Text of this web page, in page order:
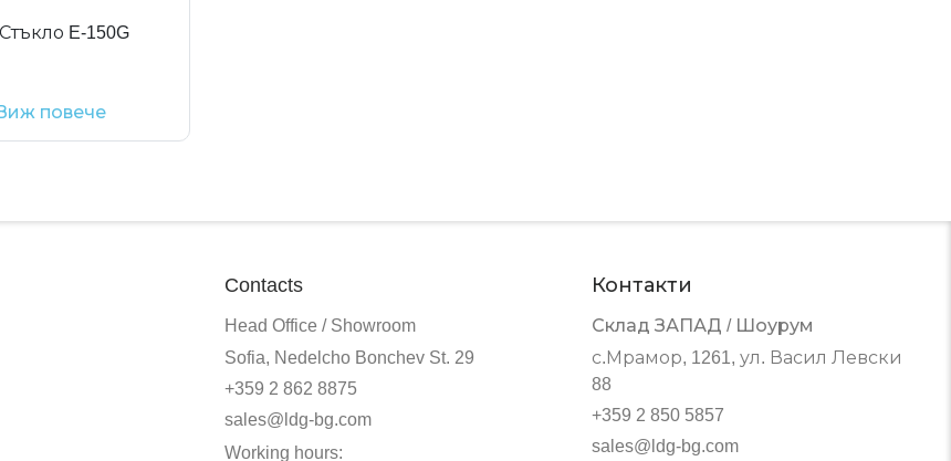
Стъкло E-150G
повече
Contacts
Head Office / Showroom
Sofia, Nedelcho Bonchev St. 29
+359 2 862 8875
sales@ldg-bg.com
Working hours:
Контакти
Склад ЗАПАД / Шоурум
с.Мрамор, 1261, ул. Васил Левски
88
+359 2 850 5857
sales@ldg-bg.com